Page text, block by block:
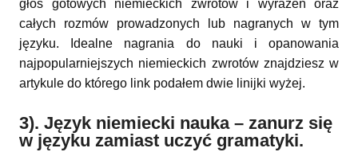
głos gotowych niemieckich zwrotów i wyrażeń oraz
całych rozmów prowadzonych lub nagranych w tym
języku. Idealne nagrania do nauki i opanowania
najpopularniejszych niemieckich zwrotów znajdziesz w
artykule do którego link podałem dwie linijki wyżej.
3). Język niemiecki nauka – zanurz się
w języku zamiast uczyć gramatyki.